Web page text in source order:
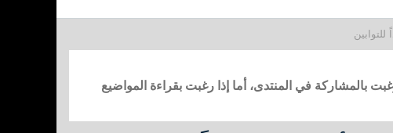
بالمشاركة في المنتدى، أما إذا رغبت بقراءة المواضيع